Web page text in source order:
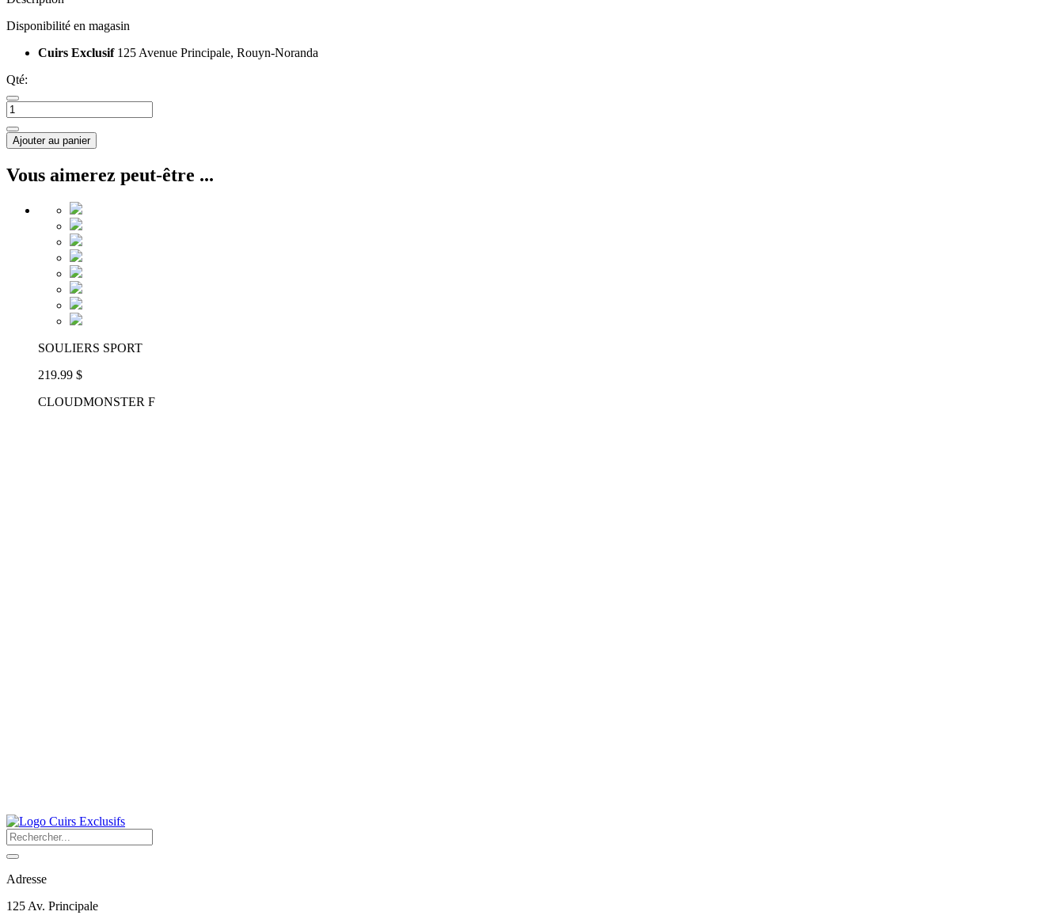
Disponibilité en magasin
Cuirs Exclusif 125 Avenue Principale, Rouyn-Noranda
Qté:
Ajouter au panier
Vous aimerez peut-être ...
SOULIERS SPORT
219.99 $
CLOUDMONSTER F
Adresse
125 Av. Principale